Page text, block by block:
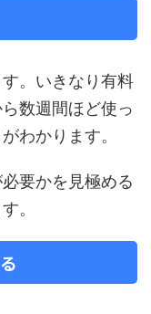
。いきなり有料
数週間ほど使っ
わかります。
要かを見極める
。